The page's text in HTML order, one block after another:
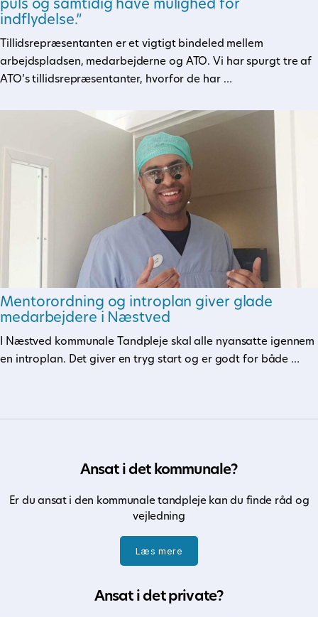
puls og samtidig have mulighed for
indflydelse.”
Tillidsrepræsentanten er et vigtigt bindeled mellem
arbejdspladsen, medarbejderne og ATO. Vi har spurgt tre af
ATO’s tillidsrepræsentanter, hvorfor de har …
Mentorordning og introplan giver glade
medarbejdere i Næstved
I Næstved kommunale Tandpleje skal alle nyansatte igennem
en introplan. Det giver en tryg start og er godt for både …
Ansat i det kommunale?
Er du ansat i den kommunale tandpleje kan du finde råd og
vejledning
Læs mere
Ansat i det private?